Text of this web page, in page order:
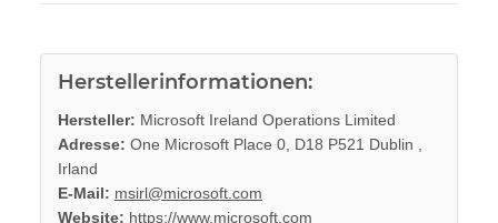
Herstellerinformationen:
Hersteller: Microsoft Ireland Operations Limited
Adresse: One Microsoft Place 0, D18 P521 Dublin ,
Irland
E-Mail: msirl@microsoft.com
Website: https://www.microsoft.com